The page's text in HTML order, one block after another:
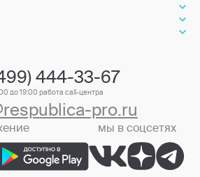
444-33-67
до 19:00 работа call-центра
pro.ru
мы в соцсетях